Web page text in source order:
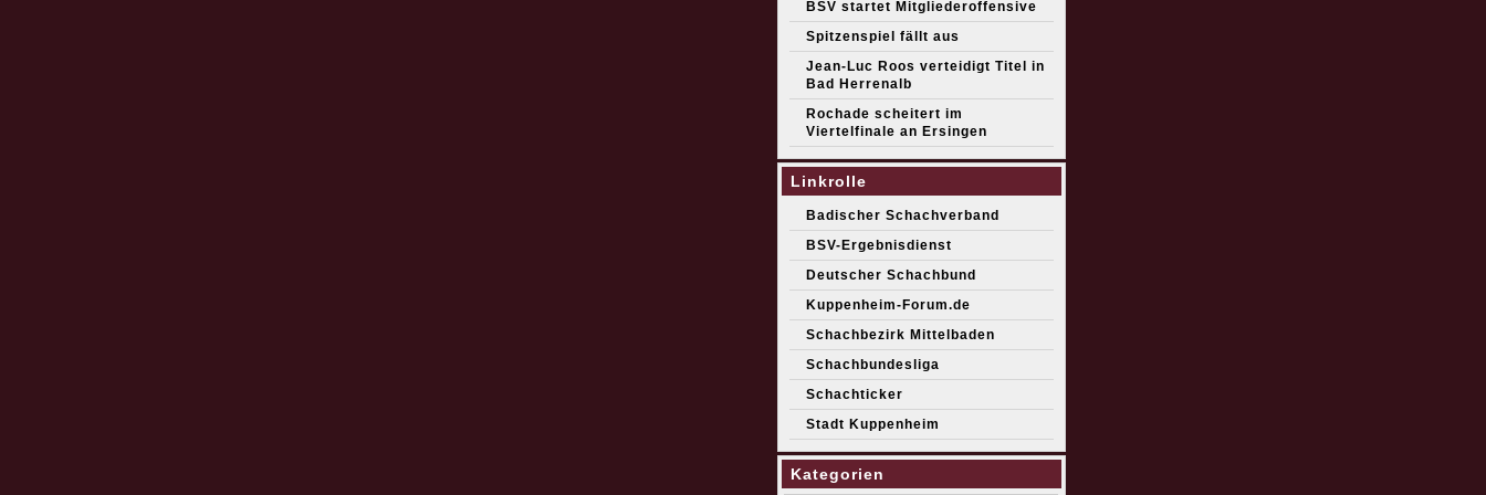
BSV startet Mitgliederoffensive
Spitzenspiel fällt aus
Jean-Luc Roos verteidigt Titel in
Bad Herrenalb
Rochade scheitert im
Viertelfinale an Ersingen
Linkrolle
Badischer Schachverband
BSV-Ergebnisdienst
Deutscher Schachbund
Kuppenheim-Forum.de
Schachbezirk Mittelbaden
Schachbundesliga
Schachticker
Stadt Kuppenheim
Kategorien